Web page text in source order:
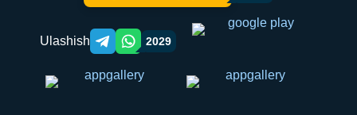
Ulashish Telegram orqali ulashish
WhatsApp orqali ulashish
2029